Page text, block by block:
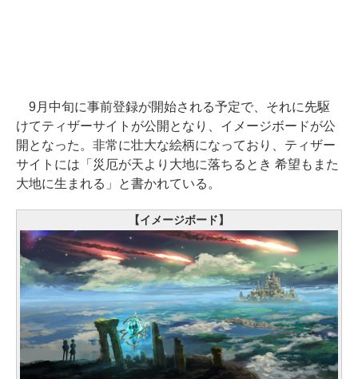
9月中旬に事前登録が開始される予定で、それに先駆
けてティザーサイトが公開となり、イメージボードが公
開となった。非常に壮大な絵柄になっており、ティザー
サイトには「災厄が天より大地に落ちるとき 希望もまた
大地に生まれる」と書かれている。
【イメージボード】